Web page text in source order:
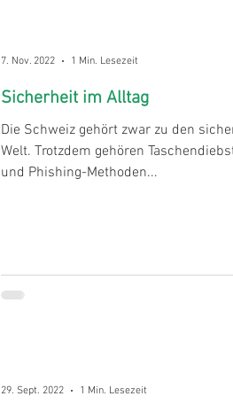
Sicherheit im Alltag
Die Schweiz gehört zwar zu den
Welt. Trotzdem gehören
und Phishing-Methoden...
7. Nov. 2022 1 Min. Lesezeit
29. Sept. 2022 1 Min. Lesezeit